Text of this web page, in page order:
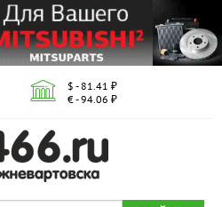
$ - 81.41 ₽
€ - 94.06 ₽